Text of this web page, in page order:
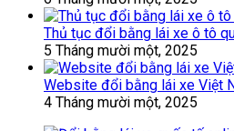
Thủ tục đổi bằng lái xe ô tô
5 Tháng mười một, 2025
Website đổi bằng lái xe Việt
4 Tháng mười một, 2025